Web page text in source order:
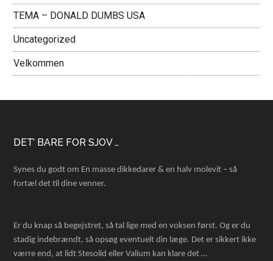
TEMA – DONALD DUMBS USA
Uncategorized
Velkommen
Footer
DET’ BARE FOR SJOV …
Synes du godt om En masse dikkedarer & en halv molevit – så
fortæl det til dine venner.
Er du knap så begejstret, så tal lige med en voksen først. Og er du
stadig indebrændt, så opsøg eventuelt din læge. Det er sikkert ikke
værre end, at lidt Stesolid eller Valium kan klare det …